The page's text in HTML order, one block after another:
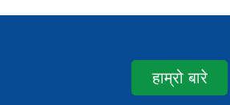
हाम्रो बारे